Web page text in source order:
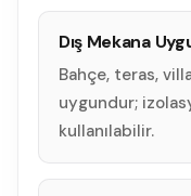
Dış Mekana
Bahçe, teras,
uygundur;
kullanılabilir.